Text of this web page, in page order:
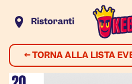
Ristoranti
←TORNA ALLA LISTA